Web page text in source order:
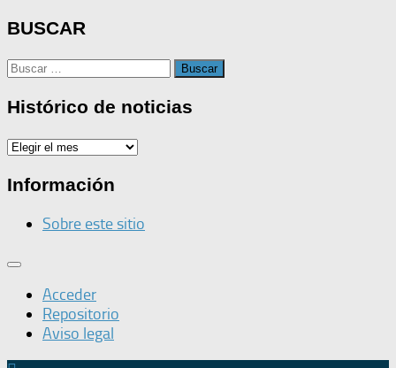
BUSCAR
Buscar:
Histórico de noticias
Histórico
noticias
Información
Sobre este sitio
Acceder
Repositorio
Aviso legal